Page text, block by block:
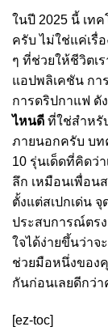
ในปี 2025 นี้ เท
ครับ ไม่ใช่แค่เรื่
ๆ ที่ช่วยให้ชีวิตเ
แอปพลิเคชัน กา
การดริปกาแฟ ดั
ไหนดี ที่ใช่สำหรั
ภายนอกครับ บท
10 รุ่นเด็ดที่คิดว่
ลึก เหมือนเพื่อน
ตั้งแต่สเปกเด่น
ประสบการณ์ตร
ใจได้ง่ายขึ้นว่าจ
ช่วยมือหนึ่งของ
กันก่อนเลยดีกว่า
[ez-toc]